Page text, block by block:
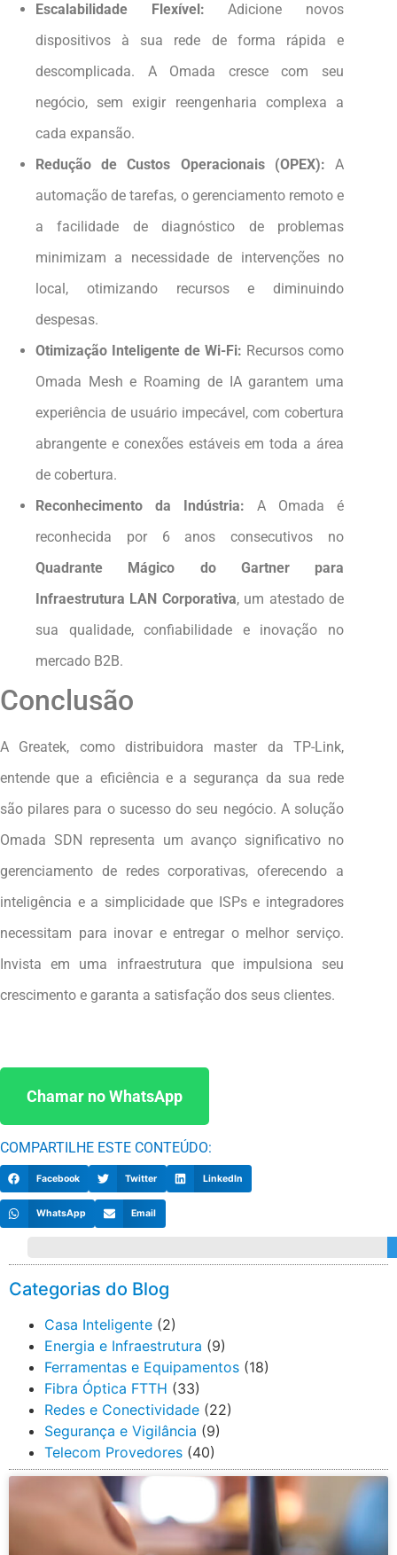
Categorias do Blog
Casa Inteligente (2)
Energia e Infraestrutura (9)
Ferramentas e Equipamentos (18)
Fibra Óptica FTTH (33)
Redes e Conectividade (22)
Segurança e Vigilância (9)
Telecom Provedores (40)
Escalabilidade Flexível: Adicione novos
dispositivos à sua rede de forma rápida e
descomplicada. A Omada cresce com seu
negócio, sem exigir reengenharia complexa a
cada expansão.
Redução de Custos Operacionais (OPEX): A
automação de tarefas, o gerenciamento remoto e
a facilidade de diagnóstico de problemas
minimizam a necessidade de intervenções no
local, otimizando recursos e diminuindo
despesas.
Otimização Inteligente de Wi-Fi: Recursos como
Omada Mesh e Roaming de IA garantem uma
experiência de usuário impecável, com cobertura
abrangente e conexões estáveis em toda a área
de cobertura.
Reconhecimento da Indústria: A Omada é
reconhecida por 6 anos consecutivos no
Quadrante Mágico do Gartner para
Infraestrutura LAN Corporativa, um atestado de
sua qualidade, confiabilidade e inovação no
mercado B2B.
Conclusão
A Greatek, como distribuidora master da TP-Link,
entende que a eficiência e a segurança da sua rede
são pilares para o sucesso do seu negócio. A solução
Omada SDN representa um avanço significativo no
gerenciamento de redes corporativas, oferecendo a
inteligência e a simplicidade que ISPs e integradores
necessitam para inovar e entregar o melhor serviço.
Invista em uma infraestrutura que impulsiona seu
crescimento e garanta a satisfação dos seus clientes.
Chamar no WhatsApp
Facebook Twitter LinkedIn
WhatsApp Email
COMPARTILHE ESTE CONTEÚDO: